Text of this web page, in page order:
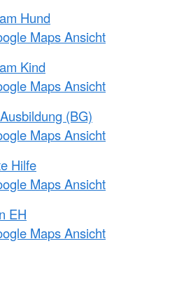
Hund
Maps Ansicht
Kind
Maps Ansicht
(BG)
Maps Ansicht
Hilfe
Maps Ansicht
EH
Maps Ansicht